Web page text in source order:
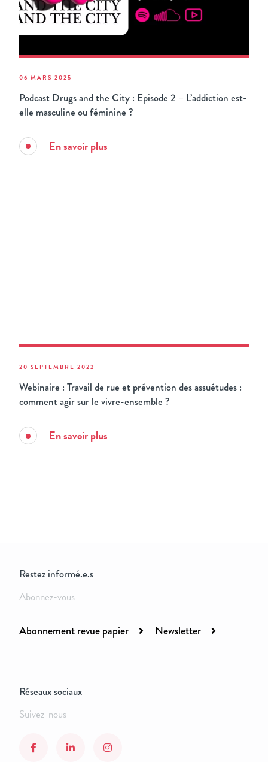
06 MARS 2025
Podcast Drugs and the City : Episode 2 – L’addiction est-
elle masculine ou féminine ?
En savoir plus
20 SEPTEMBRE 2022
Webinaire : Travail de rue et prévention des assuétudes :
comment agir sur le vivre-ensemble ?
En savoir plus
Restez informé.e.s
Abonnez-vous
Abonnement revue papier Newsletter
Réseaux sociaux
Suivez-nous